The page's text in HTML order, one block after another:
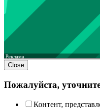
Реклама
Close
Пожалуйста,
Контент,